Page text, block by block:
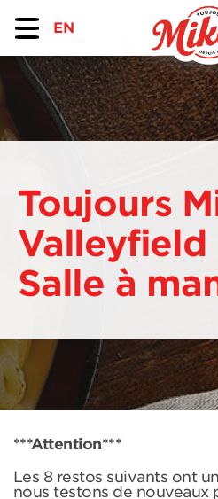
EN
Toujours
Valleyfield
Salle à
***Attention***
Les 8 restos suivants ont
nous testons de nouveaux